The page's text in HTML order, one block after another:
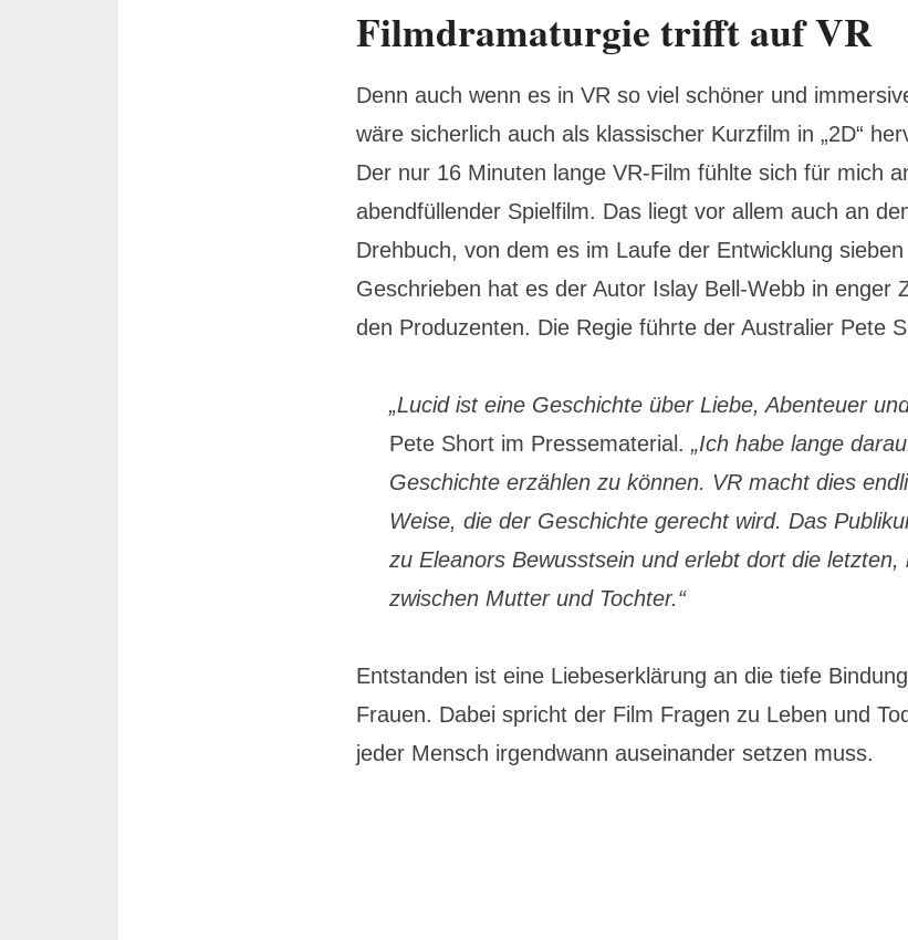
Filmdramaturgie trifft auf VR
Denn auch wenn es in VR so viel schöner und
wäre sicherlich auch als klassischer Kurzfilm in „2D“
Der nur 16 Minuten lange VR-Film fühlte sich für mich
abendfüllender Spielfilm. Das liegt vor allem auch an
Drehbuch, von dem es im Laufe der Entwicklung
Geschrieben hat es der Autor Islay Bell-Webb in enger
den Produzenten. Die Regie führte der Australier Pete
„Lucid ist eine Geschichte über Liebe, Abenteuer
Pete Short im Pressematerial. „Ich habe lange
Geschichte erzählen zu können. VR macht dies
Weise, die der Geschichte gerecht wird. Das
zu Eleanors Bewusstsein und erlebt dort die letzten,
zwischen Mutter und Tochter.“
Entstanden ist eine Liebeserklärung an die tiefe
Frauen. Dabei spricht der Film Fragen zu Leben und
jeder Mensch irgendwann auseinander setzen muss.